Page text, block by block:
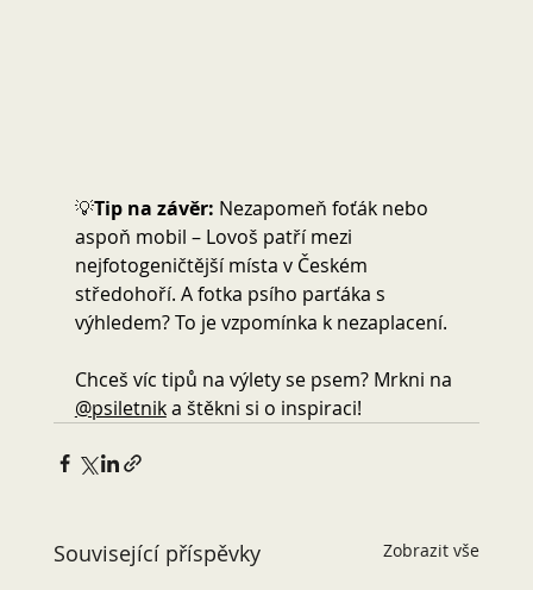
💡Tip na závěr: Nezapomeň foťák nebo
aspoň mobil – Lovoš patří mezi
nejfotogeničtější místa v Českém
středohoří. A fotka psího parťáka s
výhledem? To je vzpomínka k nezaplacení.
Chceš víc tipů na výlety se psem? Mrkni na
@psiletnik a štěkni si o inspiraci!
Související příspěvky Zobrazit vše